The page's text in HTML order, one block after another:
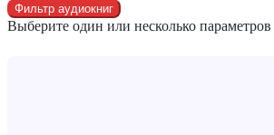
Фильтр аудиокниг
Выберите один или несколько параметров